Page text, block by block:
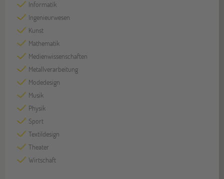
Informatik
Ingenieurwesen
Kunst
Mathematik
Medienwissenschaften
Metallverarbeitung
Modedesign
Musik
Physik
Sport
Textildesign
Theater
Wirtschaft